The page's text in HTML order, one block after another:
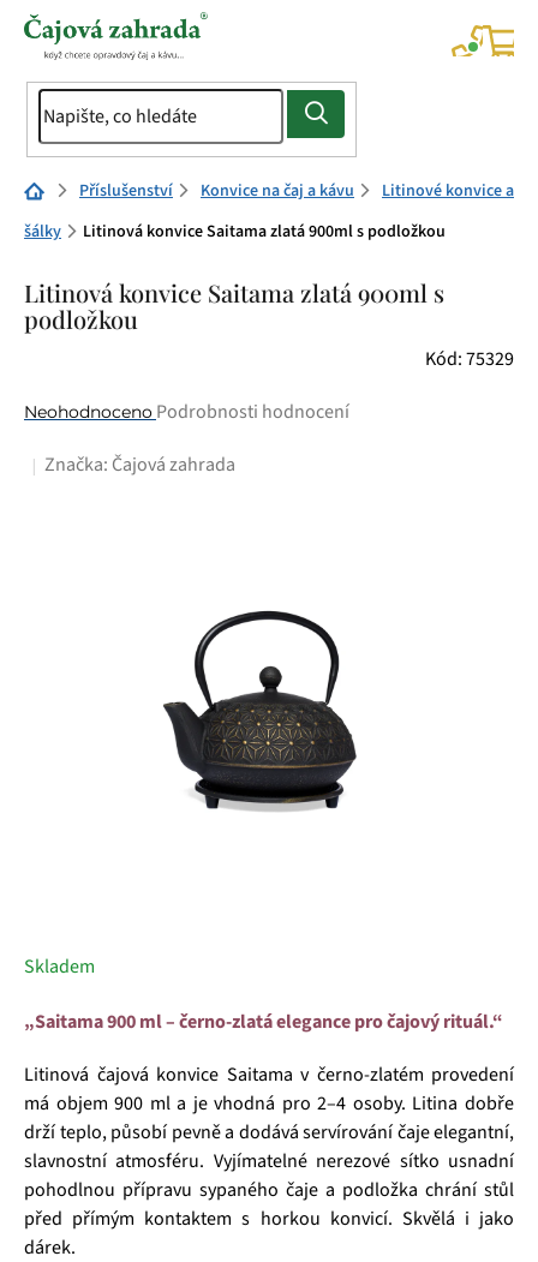
Přejít
Domů Příslušenství Konvice na čaj a kávu
Litinové konvice a
šálky
Litinová konvice Saitama zlatá 900ml s podložkou
Litinová konvice Saitama zlatá 900ml s
podložkou
Kód:75329
Průměrné
produktu
Neohodnoceno Podrobnosti hodnocení
Značka: Čajová zahrada
Skladem
„Saitama 900 ml – černo-zlatá elegance pro čajový rituál.“
Litinová čajová konvice Saitama v černo-zlatém provedení
má objem 900 ml a je vhodná pro 2–4 osoby. Litina dobře
drží teplo, působí pevně a dodává servírování čaje elegantní,
slavnostní atmosféru. Vyjímatelné nerezové sítko usnadní
pohodlnou přípravu sypaného čaje a podložka chrání stůl
před přímým kontaktem s horkou konvicí. Skvělá i jako
dárek.